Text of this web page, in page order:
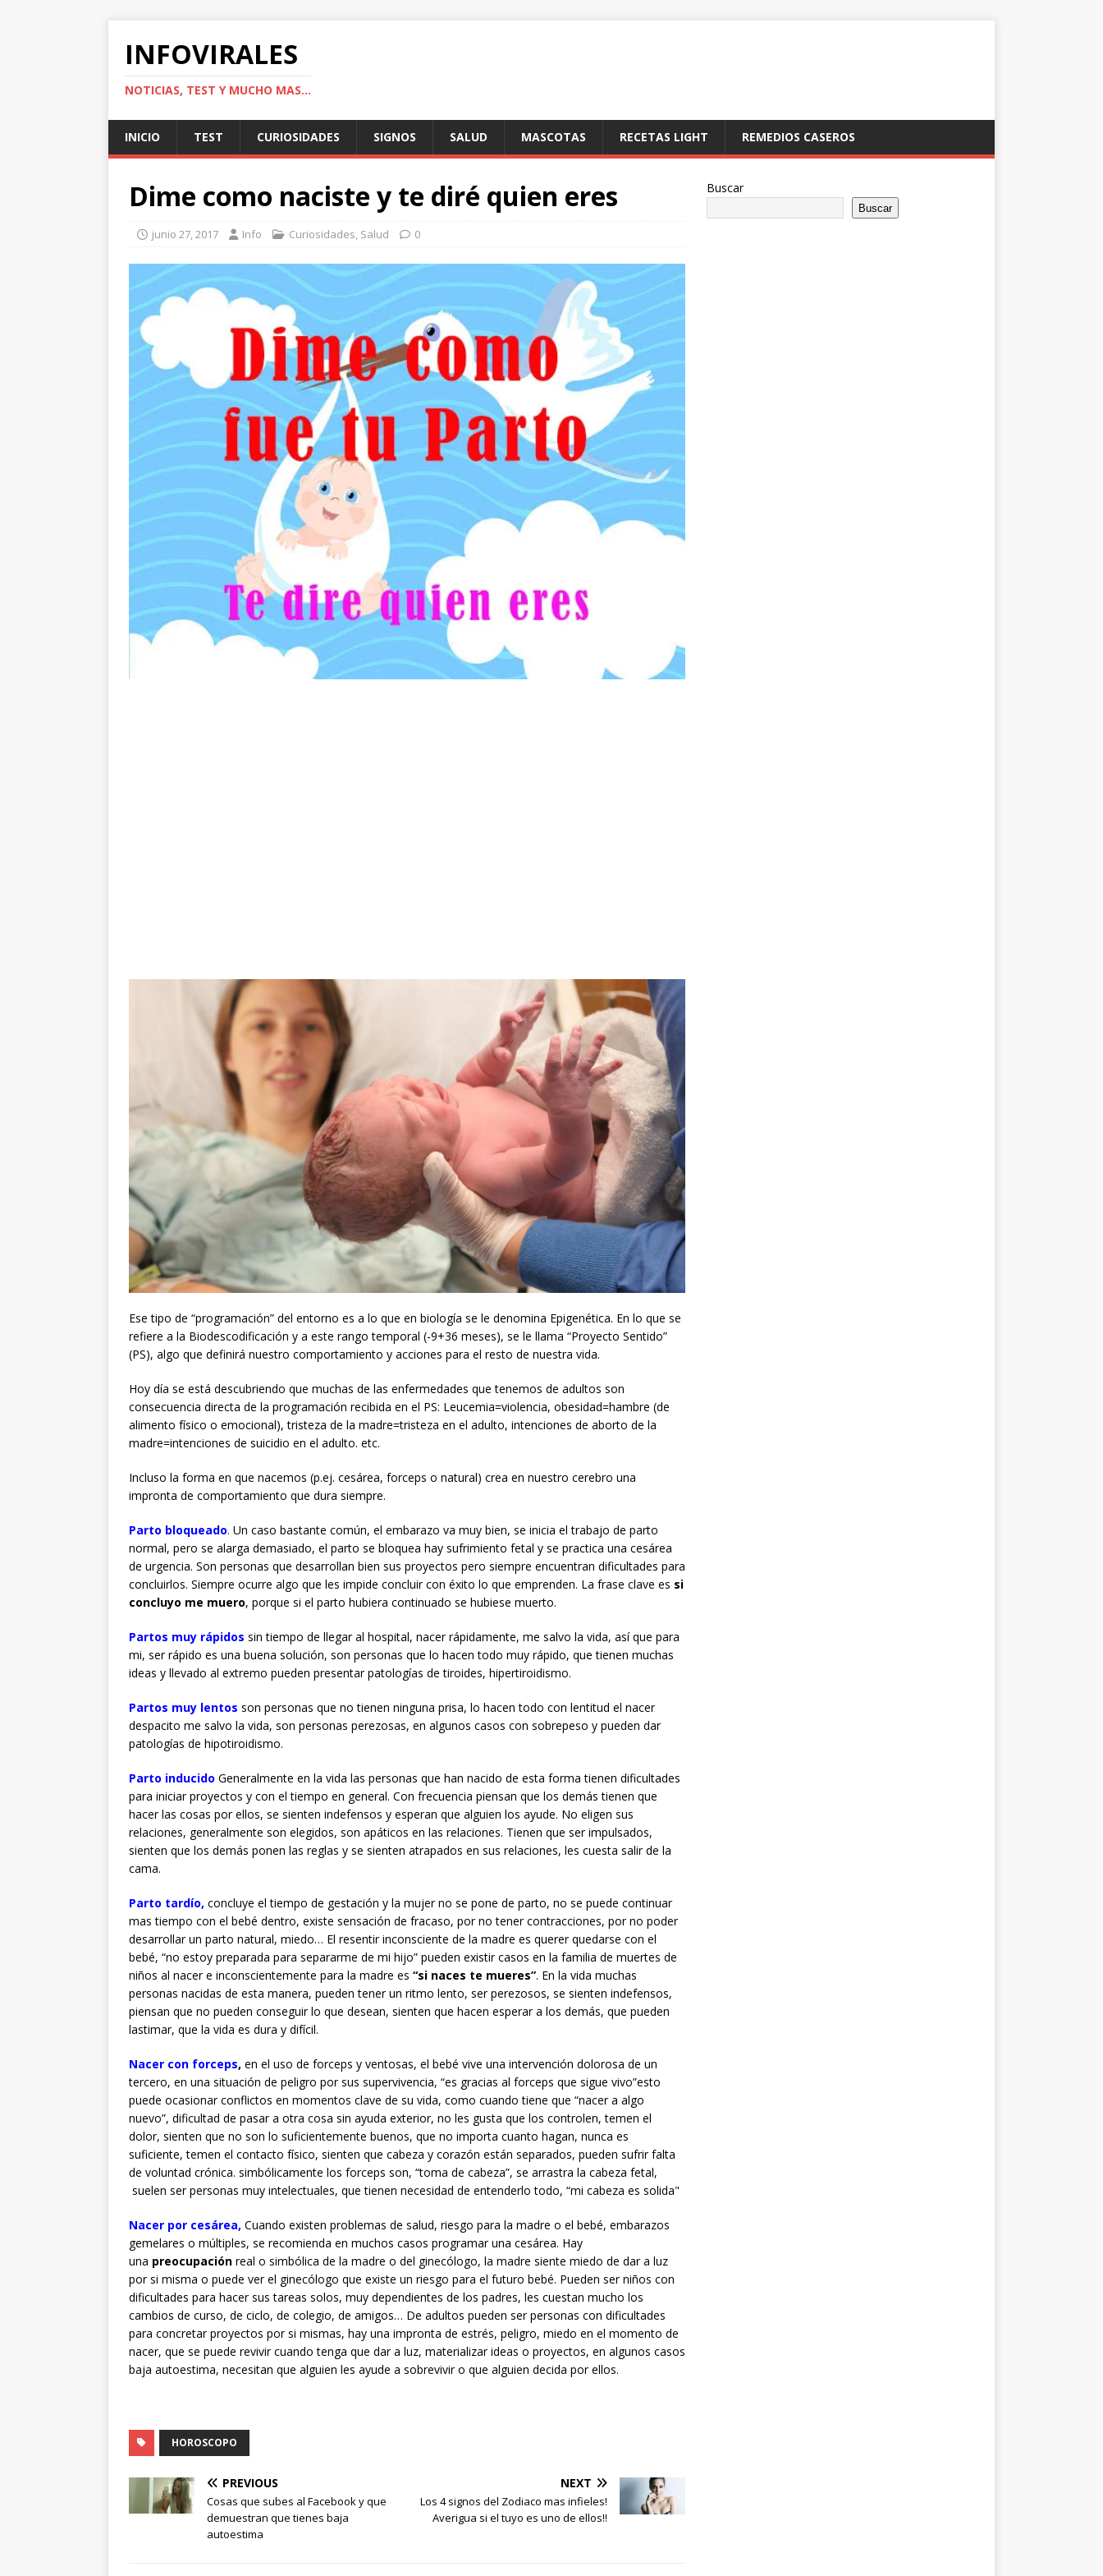
INFOVIRALES
NOTICIAS, TEST Y MUCHO MAS...
INICIO TEST CURIOSIDADES SIGNOS SALUD MASCOTAS RECETAS LIGHT REMEDIOS CASEROS
Dime como naciste y te diré quien eres
junio 27, 2017 Info Curiosidades, Salud 0
Ese tipo de “programación” del entorno es a lo que en biología se le denomina Epigenética. En lo que se
refiere a la Biodescodificación y a este rango temporal (-9+36 meses), se le llama “Proyecto Sentido”
(PS), algo que definirá nuestro comportamiento y acciones para el resto de nuestra vida.
Hoy día se está descubriendo que muchas de las enfermedades que tenemos de adultos son
consecuencia directa de la programación recibida en el PS: Leucemia=violencia, obesidad=hambre (de
alimento físico o emocional), tristeza de la madre=tristeza en el adulto, intenciones de aborto de la
madre=intenciones de suicidio en el adulto. etc.
Incluso la forma en que nacemos (p.ej. cesárea, forceps o natural) crea en nuestro cerebro una
impronta de comportamiento que dura siempre.
Parto bloqueado. Un caso bastante común, el embarazo va muy bien, se inicia el trabajo de parto
normal, pero se alarga demasiado, el parto se bloquea hay sufrimiento fetal y se practica una cesárea
de urgencia. Son personas que desarrollan bien sus proyectos pero siempre encuentran dificultades para
concluirlos. Siempre ocurre algo que les impide concluir con éxito lo que emprenden. La frase clave es si
concluyo me muero, porque si el parto hubiera continuado se hubiese muerto.
Partos muy rápidos sin tiempo de llegar al hospital, nacer rápidamente, me salvo la vida, así que para
mi, ser rápido es una buena solución, son personas que lo hacen todo muy rápido, que tienen muchas
ideas y llevado al extremo pueden presentar patologías de tiroides, hipertiroidismo.
Partos muy lentos son personas que no tienen ninguna prisa, lo hacen todo con lentitud el nacer
despacito me salvo la vida, son personas perezosas, en algunos casos con sobrepeso y pueden dar
patologías de hipotiroidismo.
Parto inducido Generalmente en la vida las personas que han nacido de esta forma tienen dificultades
para iniciar proyectos y con el tiempo en general. Con frecuencia piensan que los demás tienen que
hacer las cosas por ellos, se sienten indefensos y esperan que alguien los ayude. No eligen sus
relaciones, generalmente son elegidos, son apáticos en las relaciones. Tienen que ser impulsados,
sienten que los demás ponen las reglas y se sienten atrapados en sus relaciones, les cuesta salir de la
cama.
Parto tardío, concluye el tiempo de gestación y la mujer no se pone de parto, no se puede continuar
mas tiempo con el bebé dentro, existe sensación de fracaso, por no tener contracciones, por no poder
desarrollar un parto natural, miedo… El resentir inconsciente de la madre es querer quedarse con el
bebé, “no estoy preparada para separarme de mi hijo” pueden existir casos en la familia de muertes de
niños al nacer e inconscientemente para la madre es “si naces te mueres”. En la vida muchas
personas nacidas de esta manera, pueden tener un ritmo lento, ser perezosos, se sienten indefensos,
piensan que no pueden conseguir lo que desean, sienten que hacen esperar a los demás, que pueden
lastimar, que la vida es dura y difícil.
Nacer con forceps, en el uso de forceps y ventosas, el bebé vive una intervención dolorosa de un
tercero, en una situación de peligro por sus supervivencia, “es gracias al forceps que sigue vivo”esto
puede ocasionar conflictos en momentos clave de su vida, como cuando tiene que “nacer a algo
nuevo”, dificultad de pasar a otra cosa sin ayuda exterior, no les gusta que los controlen, temen el
dolor, sienten que no son lo suficientemente buenos, que no importa cuanto hagan, nunca es
suficiente, temen el contacto físico, sienten que cabeza y corazón están separados, pueden sufrir falta
de voluntad crónica. simbólicamente los forceps son, “toma de cabeza”, se arrastra la cabeza fetal,
suelen ser personas muy intelectuales, que tienen necesidad de entenderlo todo, “mi cabeza es solida"
Nacer por cesárea, Cuando existen problemas de salud, riesgo para la madre o el bebé, embarazos
gemelares o múltiples, se recomienda en muchos casos programar una cesárea. Hay
una preocupación real o simbólica de la madre o del ginecólogo, la madre siente miedo de dar a luz
por si misma o puede ver el ginecólogo que existe un riesgo para el futuro bebé. Pueden ser niños con
dificultades para hacer sus tareas solos, muy dependientes de los padres, les cuestan mucho los
cambios de curso, de ciclo, de colegio, de amigos… De adultos pueden ser personas con dificultades
para concretar proyectos por si mismas, hay una impronta de estrés, peligro, miedo en el momento de
nacer, que se puede revivir cuando tenga que dar a luz, materializar ideas o proyectos, en algunos casos
baja autoestima, necesitan que alguien les ayude a sobrevivir o que alguien decida por ellos.
HOROSCOPO
PREVIOUS
Cosas que subes al Facebook y que
demuestran que tienes baja
autoestima
NEXT
Los 4 signos del Zodiaco mas infieles!
Averigua si el tuyo es uno de ellos!!
Buscar
Buscar